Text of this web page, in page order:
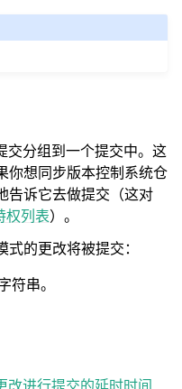
交分组到一个提交中。这
你想同步版本控制系统仓
告诉它去做提交（这对
权列表）。
的更改将被提交：
符串。
改进行提交的延时时间